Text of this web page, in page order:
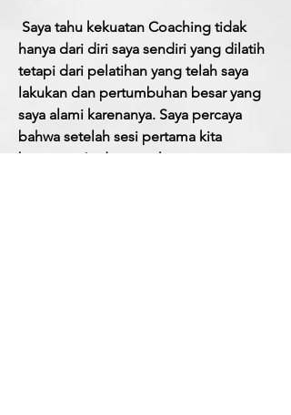
Saya tahu kekuatan Coaching tidak
hanya dari diri saya sendiri yang dilatih
tetapi dari pelatihan yang telah saya
lakukan dan pertumbuhan besar yang
saya alami karenanya. Saya percaya
bahwa setelah sesi pertama kita
bersama, Anda juga akan